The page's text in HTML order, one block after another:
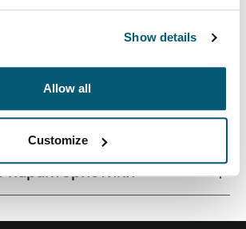
Show details
Allow all
Customize
features
Toggle techspec
характеристики